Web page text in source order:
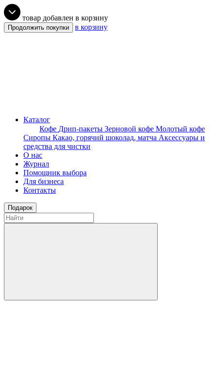
товар добавлен в корзину
Продолжить покупки в корзину
Каталог
Кофе Дрип-пакеты Зерновой кофе Молотый кофе
Сиропы Какао, горячий шоколад, матча Аксессуары и
средства для чистки
О нас
Журнал
Помощник выбора
Для бизнеса
Контакты
Подарок